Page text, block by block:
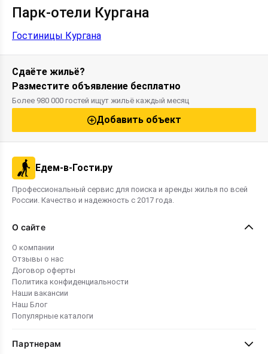
Парк-отели Кургана
Гостиницы Кургана
Сдаёте жильё?
Разместите объявление бесплатно
Более 980 000 гостей ищут жильё каждый месяц
Добавить объект
Едем-в-Гости.ру
Профессиональный сервис для поиска и аренды жилья по всей
России. Качество и надежность с 2017 года.
О сайте
О компании
Отзывы о нас
Договор оферты
Политика конфиденциальности
Наши вакансии
Наш Блог
Популярные каталоги
Партнерам